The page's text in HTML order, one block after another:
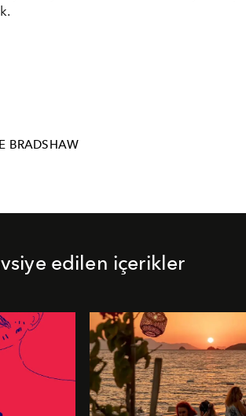
BRADSHAW
edilen içerikler